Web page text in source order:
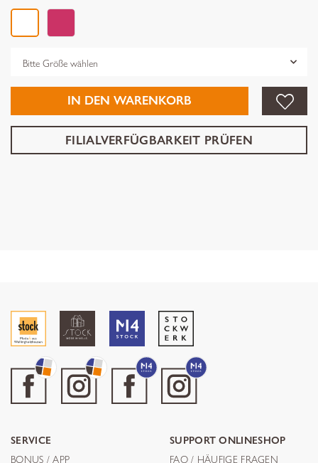
IN DEN WARENKORB
FILIALVERFÜGBARKEIT PRÜFEN
SERVICE
BONUS / APP
SUPPORT ONLINESHOP
FAQ / HÄUFIGE FRAGEN